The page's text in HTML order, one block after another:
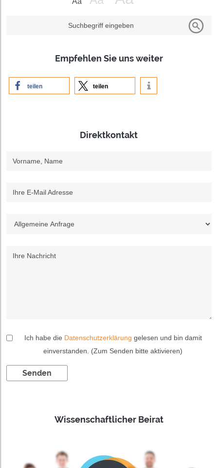
Suchbegriff eingeben
Empfehlen Sie uns weiter
teilen teilen
Direktkontakt
Vorname, Name
Ihre E-Mail Adresse
Ihre Nachricht
Ich habe die Datenschutzerklärung gelesen und bin damit
einverstanden. (Zum Senden bitte aktivieren)
Wissenschaftlicher Beirat